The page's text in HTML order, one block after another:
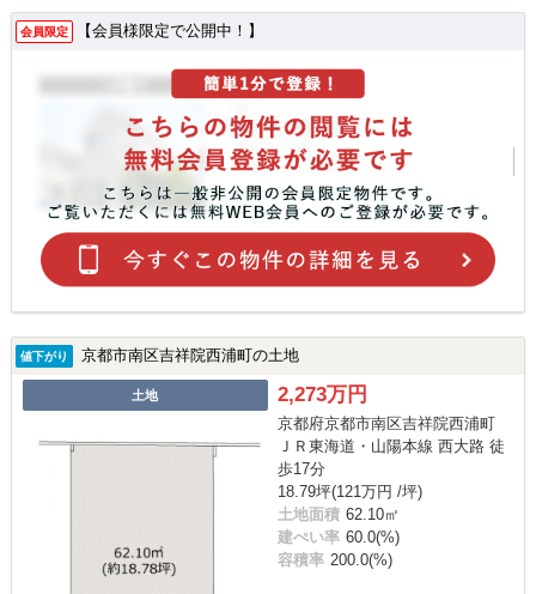
会員限定 【会員様限定で公開中！】
値下がり 京都市南区吉祥院西浦町の土地
土地 2,273万円
京都府京都市南区吉祥院西浦町
ＪＲ東海道・山陽本線 西大路 徒
歩17分
18.79坪(121万円 /坪)
土地面積 62.10㎡
建ぺい率 60.0(%)
容積率 200.0(%)